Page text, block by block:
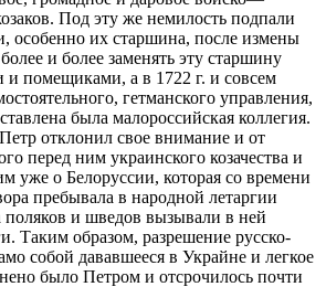
Под эту же немилость подпали
особенно их старшина, после измены
и более заменять эту старшину
помещиками, а в 1722 г. и совсем
гетманского управления,
была малороссийская коллегия.
отклонил свое внимание и от
перед ним украинского козачества и
уже о Белоруссии, которая со времени
пребывала в народной летаргии
поляков и шведов вызывали в ней
Таким образом, разрешение русско-
собой дававшееся в Украйне и легкое
было Петром и отсрочилось почти